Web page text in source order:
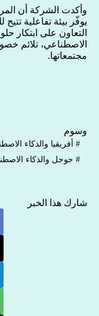
وأكدت الشركة أن
يوفّر بيئة تفاعلية تتيح
التعاون على ابتكار
الاصطناعي، تلائم
مجتمعاتها.
وسوم
#أفريقيا والذكاء
#جوجل والذكاء
شارك هذا الخبر